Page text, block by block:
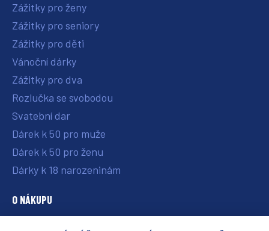
Zážitky pro ženy
Zážitky pro seniory
Zážitky pro děti
Vánoční dárky
Zážitky pro dva
Rozlučka se svobodou
Svatební dar
Dárek k 50 pro muže
Dárek k 50 pro ženu
Dárky k 18 narozeninám
O NÁKUPU